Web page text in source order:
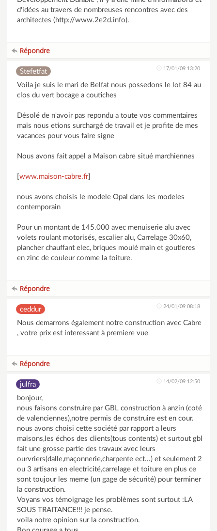
d'idées au travers de nombreuses rencontres avec des
architectes (http://www.2e2d.info).
Répondre
Stefetfat 17/01/09 13:20
Voila je suis le mari de Belfat nous possedons le lot 84 au
clos du vert bocage a coutiches
Désolé de n'avoir pas repondu a toute vos commentaires
mais nous etions surchargé de travail et je profite de mes
vacances pour vous faire signe
Nous avons fait appel a Maison cabre situé marchiennes
www.maison-cabre.fr]
nous avons choisis le modele Opal dans les modeles
contemporain
Pour un montant de 145.000 avec menuiserie alu avec
volets roulant motorisés, escalier alu, Carrelage 30x60,
plancher chauffant elec, briques moulé main et goutieres
en zinc de couleur comme la toiture.
Répondre
ceddur 24/01/09 08:18
Nous demarrons également notre construction avec Cabre
, votre prix est interessant à premiere vue
Répondre
julfra 14/02/09 12:50
bonjour,
nous faisons construire par GBL construction à anzin (coté
de valenciennes),notre permis de construire est en cour.
nous avons choisi cette société par rapport a leurs
maisons,les échos des clients(tous contents) et surtout gbl
fait une grosse partie des travaux avec leurs
ourvriers(dalle,maçonnerie,charpente ect...) et seulement 2
ou 3 artisans en electricité,carrelage et toiture en plus ce
sont toujour les meme (un gage de sécurité) pour terminer
la construction.
Voyans vos témoignage les problèmes sont surtout :LA
SOUS TRAITANCE!!! je pense.
voila notre opinion sur la construction.